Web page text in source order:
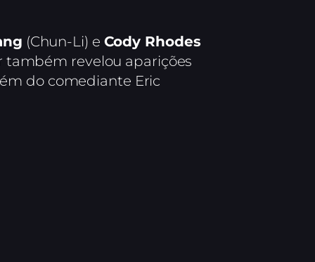
(Chun-Li) e Cody Rhodes
também revelou aparições
do comediante Eric